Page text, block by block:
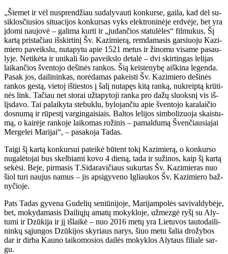
„Šie­met ir vėl nu­spren­džiau su­da­ly­vau­ti kon­kur­se, gai­la, kad dėl su­
si­klos­čiu­sios si­tu­a­ci­jos kon­kur­sas vyks elek­tro­ni­nė­je erd­vė­je, bet yra
įdo­mi nau­jo­vė – ga­li­ma kur­ti ir „ju­dan­čios sta­tu­lė­les“ fil­mu­kus. Šį
kar­tą pri­sta­čiau iš­skir­ti­nį Šv. Ka­zi­mie­rą, rem­da­ma­sis gar­siuo­ju Ka­zi­
mie­ro pa­veiks­lu, nu­ta­py­tu apie 1521 me­tus ir ži­no­mu vi­sa­me pa­sau­
ly­je. Ne­ti­kė­ta ir uni­ka­li šio pa­veiks­lo de­ta­lė – dvi skir­tin­gas le­li­jas
lai­kan­čios šven­to­jo de­ši­nės ran­kos. Šią keis­te­ny­bę aiš­ki­na le­gen­da.
Pa­sak jos, dai­li­nin­kas, no­rė­da­mas pa­keis­ti Šv. Ka­zi­mie­ro de­ši­nės
ran­kos ges­tą, vie­toj iš­ties­tos į ša­lį nu­ta­pęs ki­tą ran­ką, nu­kreip­tą krū­ti­
nės link. Ta­čiau net sto­rai už­ta­py­to­ji ran­ka pro da­žų sluoks­nį vis iš­
lįs­da­vo. Tai pa­lai­ky­ta ste­buk­lu, by­lo­jan­čiu apie šven­to­jo ka­ra­lai­čio
dos­nu­mą ir rū­pes­tį var­gin­gai­siais. Bal­tos le­li­jos sim­bo­li­zuo­ja skais­tu­
mą, o kai­rė­je ran­ko­je lai­ko­mas ro­ži­nis – pa­mal­du­mą Šven­čiau­sia­jai
Mer­ge­lei Ma­ri­jai“, – pa­sa­ko­ja Ta­das.
Tai­gi šį kar­tą kon­kur­sui pa­tei­kė bū­tent to­kį Ka­zi­mie­rą, o kon­kur­so
nu­ga­lė­to­jai bus skel­bia­mi ko­vo 4 die­ną, ta­da ir su­ži­nos, kaip šį kar­tą
se­kė­si. Be­je, pir­ma­sis T.Si­da­ra­vi­čiaus su­kur­tas Šv. Ka­zi­mie­ras nuo
šiol tu­ri nau­jus na­mus – jis ap­si­gy­ve­no Ig­liau­kos Šv. Ka­zi­mie­ro baž­
ny­čio­je.
Pats Ta­das gy­ve­na Gu­de­lių se­niū­ni­jo­je, Ma­ri­jam­po­lės sa­vi­val­dy­bė­je,
bet, mo­ky­da­ma­sis Dai­lių­jų ama­tų mo­kyk­lo­je, už­mez­gė ry­šį su Aly­
tu­mi ir Dzū­ki­ja ir jį iš­lai­kė – nuo 2016 me­tų yra Lie­tu­vos tau­to­dai­li­
nin­kų są­jun­gos Dzū­ki­jos sky­riaus na­rys, šiuo me­tu ša­lia dro­žy­bos
dar ir dir­ba Kau­no tai­ko­mo­sios dai­lės mo­kyk­los Aly­taus fi­lia­le sar­
gu.